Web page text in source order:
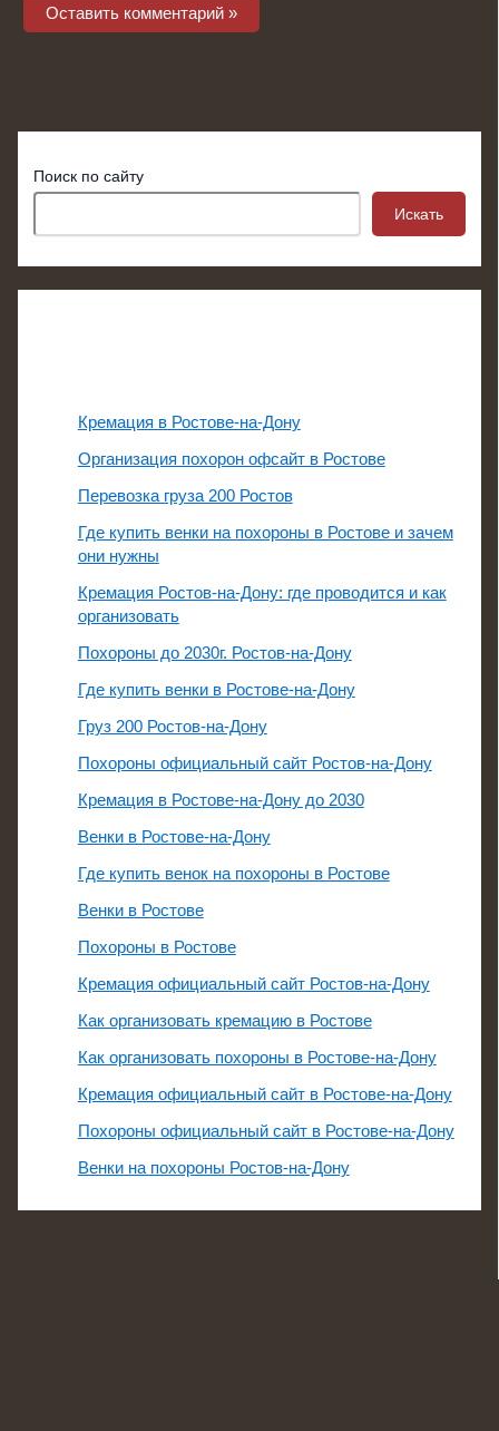
Поиск по сайту
Искать
Кремация в Ростове-на-Дону
Организация похорон офсайт в Ростове
Перевозка груза 200 Ростов
Где купить венки на похороны в Ростове и зачем
они нужны
Кремация Ростов-на-Дону: где проводится и как
организовать
Похороны до 2030г. Ростов-на-Дону
Где купить венки в Ростове-на-Дону
Груз 200 Ростов-на-Дону
Похороны официальный сайт Ростов-на-Дону
Кремация в Ростове-на-Дону до 2030
Венки в Ростове-на-Дону
Где купить венок на похороны в Ростове
Венки в Ростове
Похороны в Ростове
Кремация официальный сайт Ростов-на-Дону
Как организовать кремацию в Ростове
Как организовать похороны в Ростове-на-Дону
Кремация официальный сайт в Ростове-на-Дону
Похороны официальный сайт в Ростове-на-Дону
Венки на похороны Ростов-на-Дону